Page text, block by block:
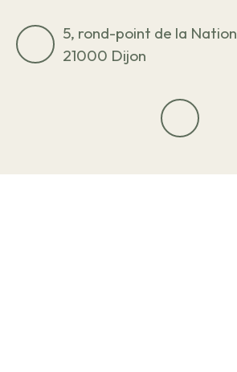
5, rond-point de la Nation
21000 Dijon